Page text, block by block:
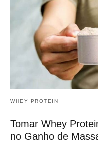
WHEY PROTEIN
Tomar Whey
no Ganho de